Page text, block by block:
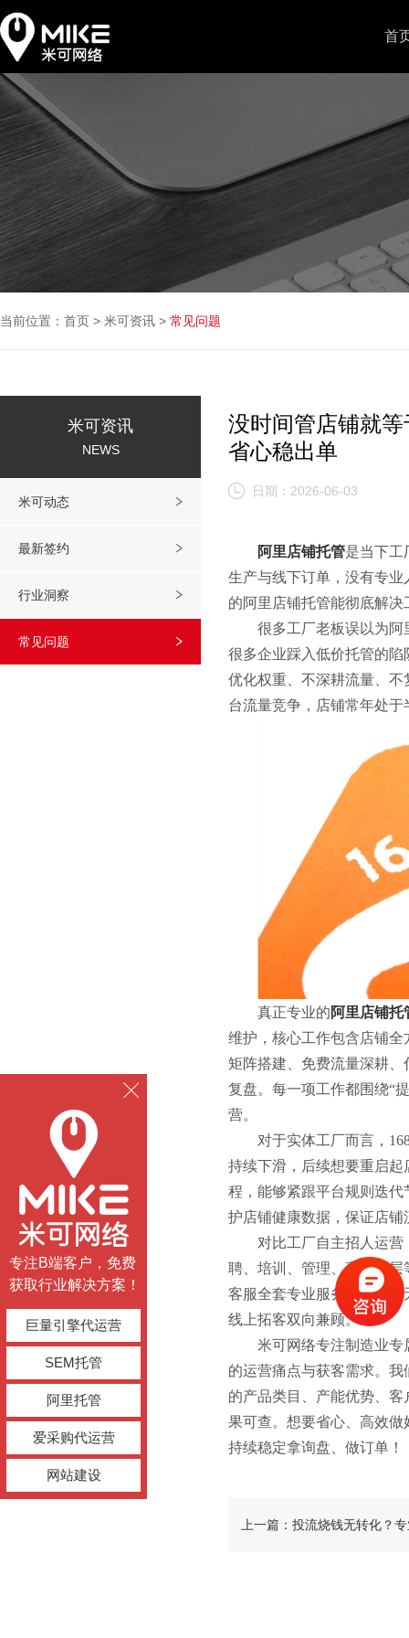
首
当前位置： 首页 > 米可资讯 > 常见问题
米可资讯
NEWS
米可动态
最新签约
行业洞察
常见问题
没时间管店铺就
省心稳出单
日期：2026-06-03
阿里店铺托管是当下工
生产与线下订单，没有专
的阿里店铺托管能彻底解
很多工厂老板误以为
很多企业踩入低价托管的
优化权重、不深耕流量、
台流量竞争，店铺常年处
真正专业的阿里店铺托
维护，核心工作包含店铺
矩阵搭建、免费流量深耕
复盘。每一项工作都围绕“
营。
对于实体工厂而言，
持续下滑，后续想要重启
程，能够紧跟平台规则迭
护店铺健康数据，保证店
对比工厂自主招人运
聘、培训、管理、离职断
客服全套专业服务，让工
线上拓客双向兼顾。
米可网络专注制造业专
的运营痛点与获客需求。
的产品类目、产能优势、
果可查。想要省心、高效做
持续稳定拿询盘、做订单！
上一篇：投流烧钱无转化？
专注B端客户，免费
获取行业解决方案！
巨量引擎代运营
SEM托管
阿里托管
爱采购代运营
网站建设